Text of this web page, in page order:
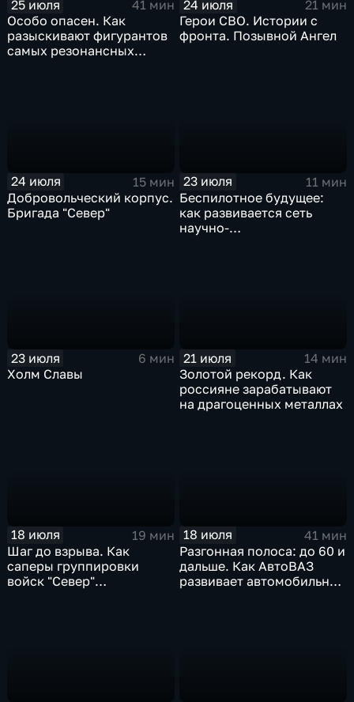
25 июля
41 мин
Особо опасен. Как
разыскивают фигурантов
самых резонансных
24 июля
21 мин
Герои СВО. Истории с
фронта. Позывной Ангел
24 июля
15 мин
Добровольческий корпус.
Бригада "Север"
23 июля
11 мин
Беспилотное будущее:
как развивается сеть
научно-
23 июля
6 мин
Холм Славы
21 июля
14 мин
Золотой рекорд. Как
россияне зарабатывают
на драгоценных металлах
18 июля
19 мин
Шаг до взрыва. Как
саперы группировки
войск "Север"
18 июля
41 мин
Разгонная полоса: до 60 и
дальше. Как АвтоВАЗ
развивает автомобильную